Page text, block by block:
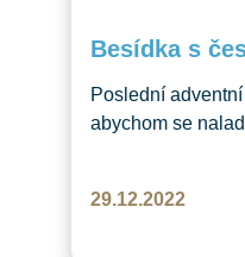
Besídka s
Poslední
abychom se
29.12.2022